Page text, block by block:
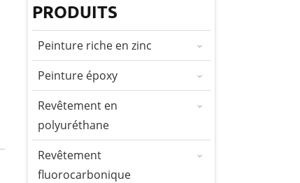
PRODUITS
Peinture riche en zinc
Peinture époxy
Revêtement en
polyuréthane
Revêtement
fluorocarbonique